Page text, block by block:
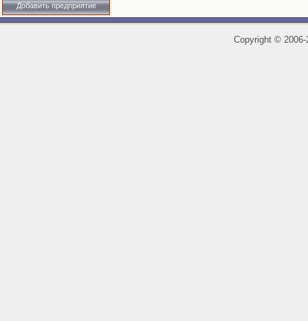
Добавить предприятие
Copyright ©